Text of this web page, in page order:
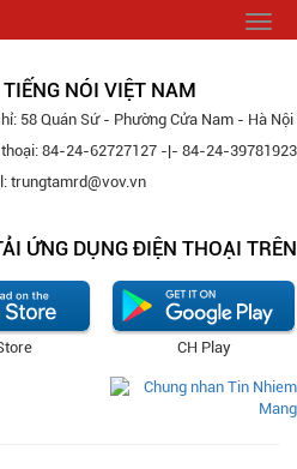
NÓI VIỆT NAM
58 Quán Sứ - Phường Cửa Nam - Hà Nội
84-24-62727127 -|- 84-24-39781923
trungtamrd@vov.vn
ỨNG DỤNG ĐIỆN THOẠI TRÊN
CH Play